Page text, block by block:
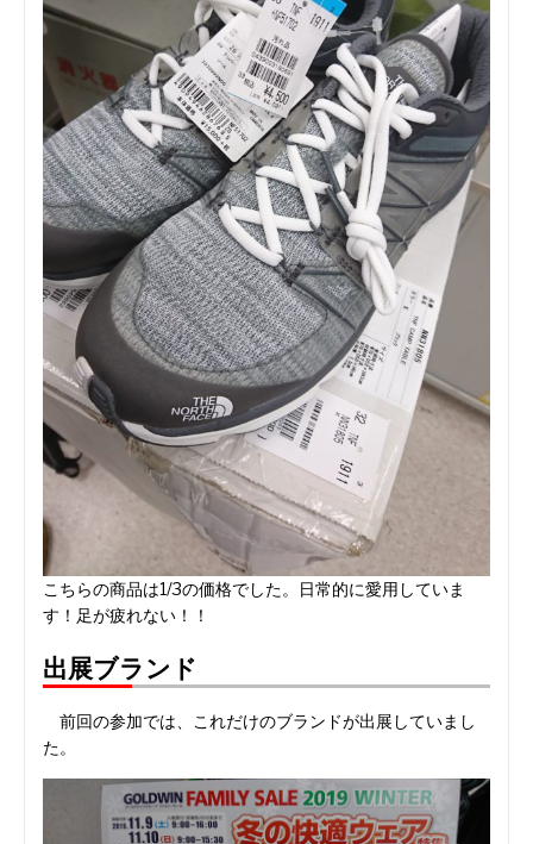
こちらの商品は1/3の価格でした。日常的に愛用していま
す！足が疲れない！！
出展ブランド
前回の参加では、これだけのブランドが出展していまし
た。